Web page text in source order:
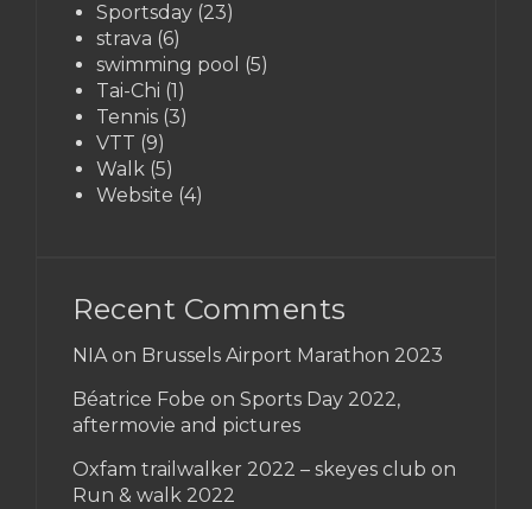
Sportsday (23)
strava (6)
swimming pool (5)
Tai-Chi (1)
Tennis (3)
VTT (9)
Walk (5)
Website (4)
Recent Comments
NIA on Brussels Airport Marathon 2023
Béatrice Fobe on Sports Day 2022,
aftermovie and pictures
Oxfam trailwalker 2022 – skeyes club on
Run & walk 2022